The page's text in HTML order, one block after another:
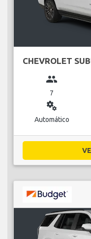
CHEVROLET
group
7
miscellaneous_services
Automático